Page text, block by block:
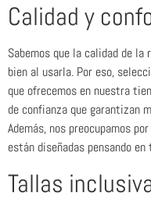
Calidad y
Sabemos que la calidad de
bien al usarla. Por eso,
que ofrecemos en nuestra
de confianza que garantizan
Además, nos preocupamos
están diseñadas pensando
Tallas